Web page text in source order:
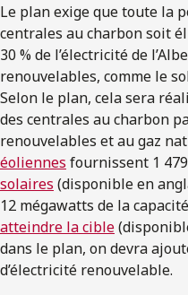
Le plan exige que toute la
centrales au charbon soit
30 % de l’électricité de
renouvelables, comme le
Selon le plan, cela sera
des centrales au charbon
renouvelables et au gaz
éoliennes fournissent 1
solaires (disponible en
12 mégawatts de la
atteindre la cible
dans le plan, on devra
d’électricité renouvelable.